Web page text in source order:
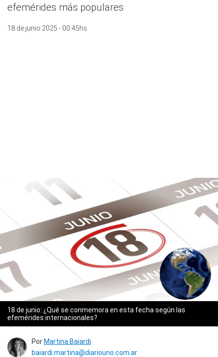
efemérides más populares
18 de junio 2025 - 00:45hs
18 de junio: ¿Qué se conmemora en esta fecha según las
efemérides internacionales?
Por Martina Baiardi
baiardi.martina@diariouno.com.ar